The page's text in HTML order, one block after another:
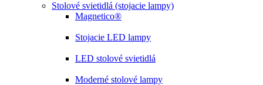
Stolové svietidlá (stojacie lampy)
Magnetico®
Stojacie LED lampy
LED stolové svietidlá
Moderné stolové lampy